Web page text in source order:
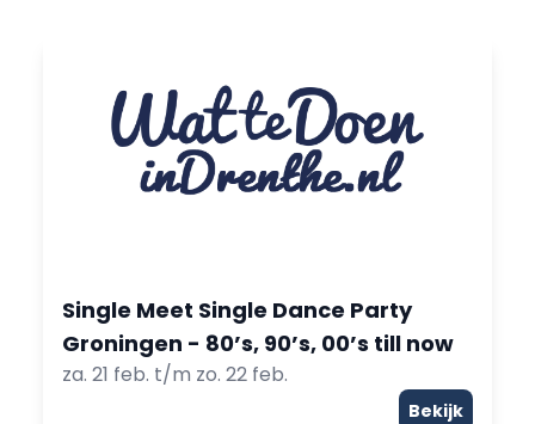
Single Meet Single Dance Party
Groningen - 80’s, 90’s, 00’s till now
za. 21 feb. t/m zo. 22 feb.
Bekijk